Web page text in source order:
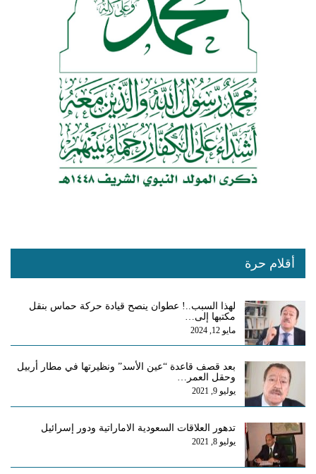
أقلام حرة
لهذا السبب..! عطوان ينصح قيادة حركة حماس بنقل
مكتبها إلى…
مايو 12, 2024
بعد قصف قاعدة “عين الأسد” ونظيرتها في مطار أربيل
وحقل العمر…
يوليو 9, 2021
تدهور العلاقات السعودية الاماراتية ودور إسرائيل
يوليو 8, 2021